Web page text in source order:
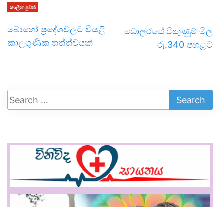
කාලීන පුවත්
බොහෝ ප්‍රදේශවලට වියළි
කාලගුණික තත්ත්වයක්
ඩොලරයේ විකුණුම් මිල
රු.340 පහළට